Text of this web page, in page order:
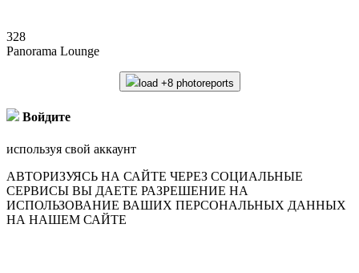
328
Panorama Lounge
load +8 photoreports
Войдите
используя свой аккаунт
АВТОРИЗУЯСЬ НА САЙТЕ ЧЕРЕЗ СОЦИАЛЬНЫЕ
СЕРВИСЫ ВЫ ДАЕТЕ РАЗРЕШЕНИЕ НА
ИСПОЛЬЗОВАНИЕ ВАШИХ ПЕРСОНАЛЬНЫХ ДАННЫХ
НА НАШЕМ САЙТЕ